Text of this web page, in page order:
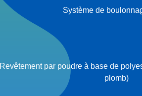
Système de
Revêtement par poudre à base de
plomb)